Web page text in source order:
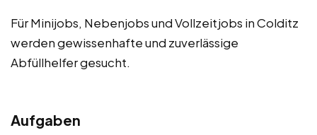
Für Minijobs, Nebenjobs und Vollzeitjobs in Colditz
werden gewissenhafte und zuverlässige
Abfüllhelfer gesucht.
Aufgaben